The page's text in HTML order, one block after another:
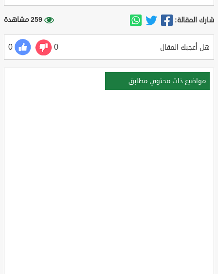
شارك المقالة: 259 مشاهدة
هل أعجبك المقال 0
0
مواضيع ذات محتوي مطابق